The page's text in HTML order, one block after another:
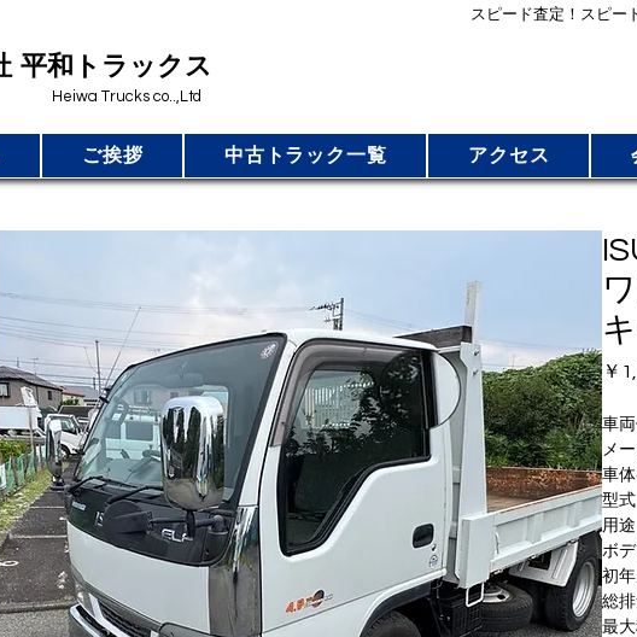
平和トラックス
Heiwa Trucks co..,Ltd
スピード査定！スピー
ご挨拶 中古トラック一覧 アクセス
￥
車
メ
車
型
ボ
初
総
最